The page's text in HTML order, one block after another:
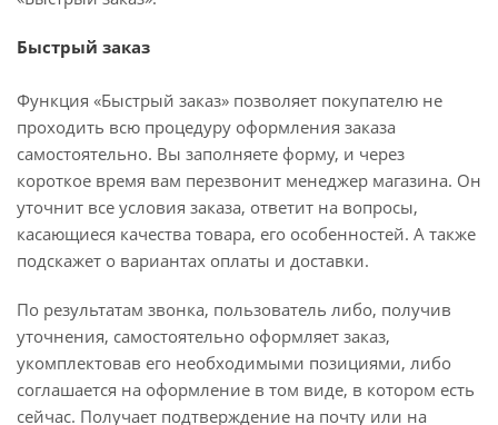
Быстрый заказ
Функция «Быстрый заказ» позволяет покупателю не
проходить всю процедуру оформления заказа
самостоятельно. Вы заполняете форму, и через
короткое время вам перезвонит менеджер магазина. Он
уточнит все условия заказа, ответит на вопросы,
касающиеся качества товара, его особенностей. А также
подскажет о вариантах оплаты и доставки.
По результатам звонка, пользователь либо, получив
уточнения, самостоятельно оформляет заказ,
укомплектовав его необходимыми позициями, либо
соглашается на оформление в том виде, в котором есть
сейчас. Получает подтверждение на почту или на